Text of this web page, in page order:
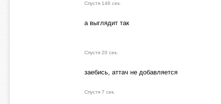
Спустя 146 сек.
а выглядит так
Спустя 20 сек.
заебись, аттач не добавляется
Спустя 7 сек.